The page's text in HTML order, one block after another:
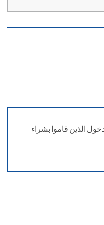
قاموا بشراء